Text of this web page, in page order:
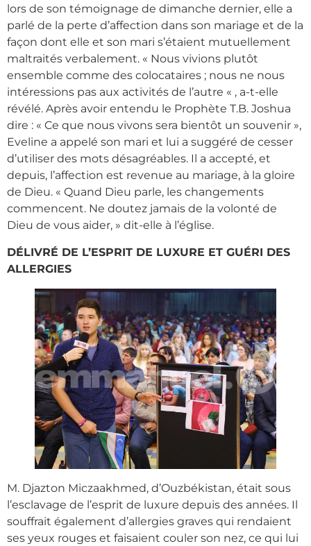
lors de son témoignage de dimanche dernier, elle a
parlé de la perte d’affection dans son mariage et de la
façon dont elle et son mari s’étaient mutuellement
maltraités verbalement. « Nous vivions plutôt
ensemble comme des colocataires ; nous ne nous
intéressions pas aux activités de l’autre « , a-t-elle
révélé. Après avoir entendu le Prophète T.B. Joshua
dire : « Ce que nous vivons sera bientôt un souvenir »,
Eveline a appelé son mari et lui a suggéré de cesser
d’utiliser des mots désagréables. Il a accepté, et
depuis, l’affection est revenue au mariage, à la gloire
de Dieu. « Quand Dieu parle, les changements
commencent. Ne doutez jamais de la volonté de
Dieu de vous aider, » dit-elle à l’église.
DÉLIVRÉ DE L’ESPRIT DE LUXURE ET GUÉRI DES
ALLERGIES
M. Djazton Miczaakhmed, d’Ouzbékistan, était sous
l’esclavage de l’esprit de luxure depuis des années. Il
souffrait également d’allergies graves qui rendaient
ses yeux rouges et faisaient couler son nez, ce qui lui